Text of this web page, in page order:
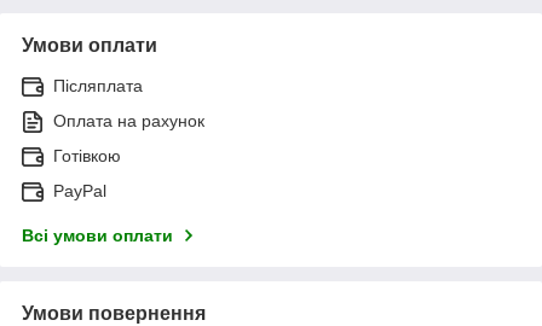
Умови оплати
Післяплата
Оплата на рахунок
Готівкою
PayPal
Всі умови оплати
Умови повернення